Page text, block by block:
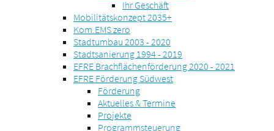
Ihr Geschäft
Mobilitätskonzept 2035+
Kom.EMS zero
Stadtumbau 2003 - 2020
Stadtsanierung 1994 - 2019
EFRE Brachflächenförderung 2020 - 2021
EFRE Förderung Südwest
Förderung
Aktuelles & Termine
Projekte
Programmsteuerung